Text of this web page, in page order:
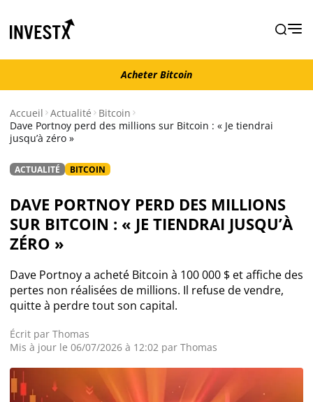
Acheter Bitcoin
Actualité
Actualité Bitcoin
Actualité Ethereum
Actualité NFT
Actualité Exchanges
Acheter Bitcoin
Accueil Actualité
Bitcoin
Dave Portnoy perd des millions sur Bitcoin : « Je tiendrai
jusqu’à zéro »
ACTUALITÉ BITCOIN
DAVE PORTNOY PERD DES MILLIONS
SUR BITCOIN : « JE TIENDRAI JUSQU’À
ZÉRO »
Dave Portnoy a acheté Bitcoin à 100 000 $ et affiche des
pertes non réalisées de millions. Il refuse de vendre,
quitte à perdre tout son capital.
Écrit par Thomas
Mis à jour le 06/07/2026 à 12:02 par Thomas